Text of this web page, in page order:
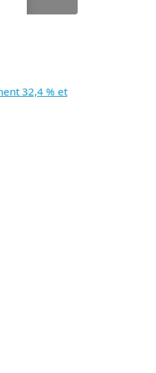
32,4 % et